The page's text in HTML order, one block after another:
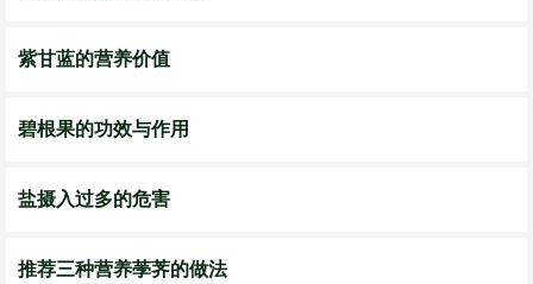
紫甘蓝的营养价值
碧根果的功效与作用
盐摄入过多的危害
推荐三种营养荸荠的做法